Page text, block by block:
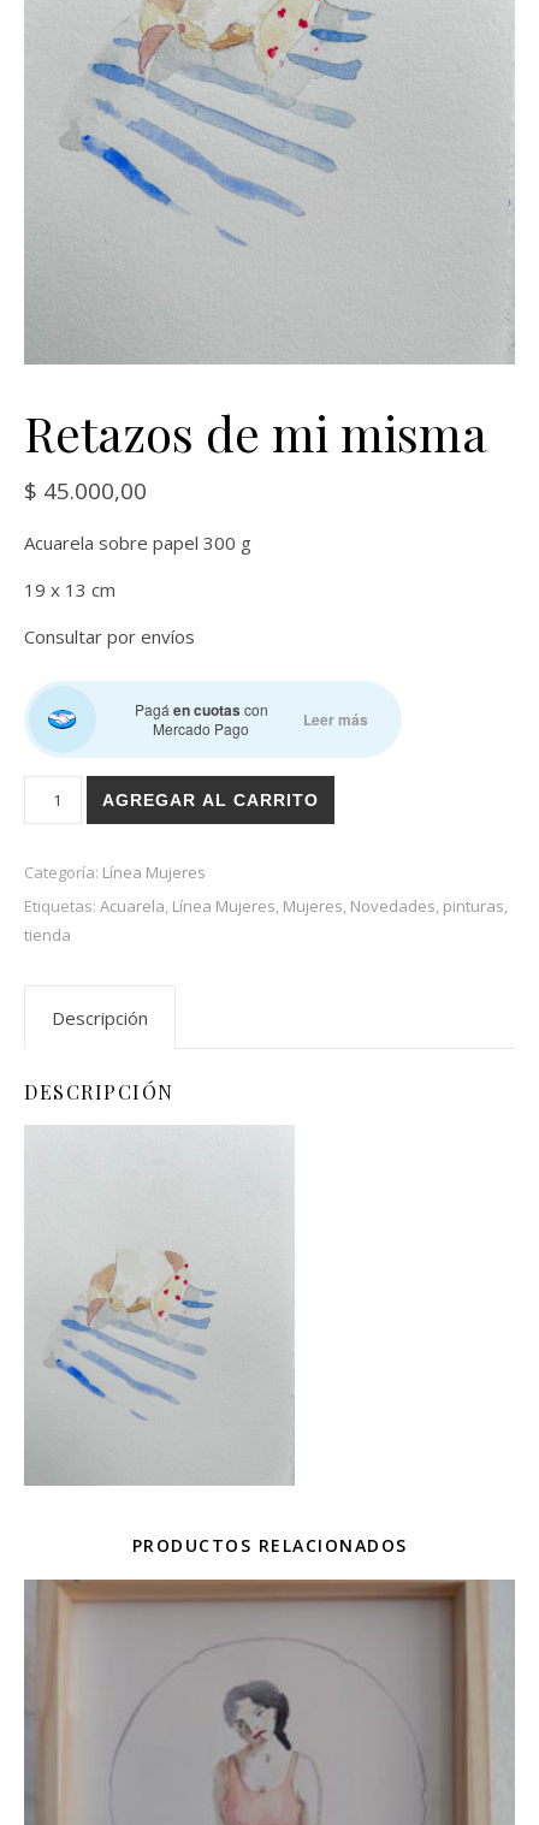
Retazos de mi misma
$ 45.000,00
Acuarela sobre papel 300 g
19 x 13 cm
Consultar por envíos
Pagáen cuotas con
Mercado Pago
Leer más
Retazos de mi misma cantidad
AGREGAR AL CARRITO
Categoría: Línea Mujeres
Etiquetas: Acuarela, Línea Mujeres, Mujeres, Novedades, pinturas,
tienda
Descripción
DESCRIPCIÓN
PRODUCTOS RELACIONADOS